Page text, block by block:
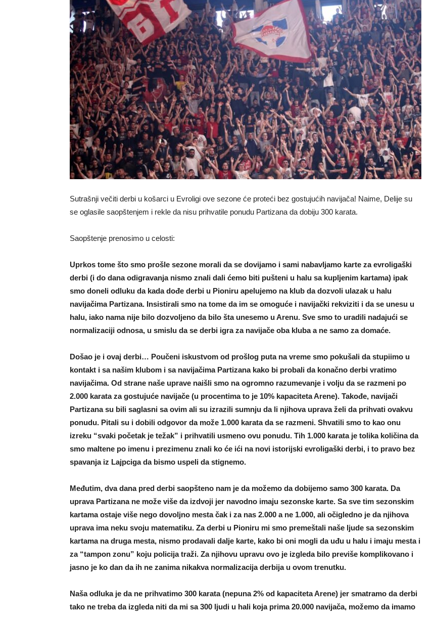
Sutrašnji večiti derbi u košarci u Evroligi ove sezone će proteći bez gostujućih navijača! Naime, Delije su
se oglasile saopštenjem i rekle da nisu prihvatile ponudu Partizana da dobiju 300 karata.
Saopštenje prenosimo u celosti:
Uprkos tome što smo prošle sezone morali da se dovijamo i sami nabavljamo karte za evroligaški
derbi (i do dana odigravanja nismo znali dali ćemo biti pušteni u halu sa kupljenim kartama) ipak
smo doneli odluku da kada dođe derbi u Pioniru apelujemo na klub da dozvoli ulazak u halu
navijačima Partizana. Insistirali smo na tome da im se omoguće i navijački rekviziti i da se unesu u
halu, iako nama nije bilo dozvoljeno da bilo šta unesemo u Arenu. Sve smo to uradili nadajući se
normalizaciji odnosa, u smislu da se derbi igra za navijače oba kluba a ne samo za domaće.
Došao je i ovaj derbi… Poučeni iskustvom od prošlog puta na vreme smo pokušali da stupiimo u
kontakt i sa našim klubom i sa navijačima Partizana kako bi probali da konačno derbi vratimo
navijačima. Od strane naše uprave naišli smo na ogromno razumevanje i volju da se razmeni po
2.000 karata za gostujuće navijače (u procentima to je 10% kapaciteta Arene). Takođe, navijači
Partizana su bili saglasni sa ovim ali su izrazili sumnju da li njihova uprava želi da prihvati ovakvu
ponudu. Pitali su i dobili odgovor da može 1.000 karata da se razmeni. Shvatili smo to kao onu
izreku “svaki početak je težak” i prihvatili usmeno ovu ponudu. Tih 1.000 karata je tolika količina da
smo maltene po imenu i prezimenu znali ko će ići na novi istorijski evroligaški derbi, i to pravo bez
spavanja iz Lajpciga da bismo uspeli da stignemo.
Međutim, dva dana pred derbi saopšteno nam je da možemo da dobijemo samo 300 karata. Da
uprava Partizana ne može više da izdvoji jer navodno imaju sezonske karte. Sa sve tim sezonskim
kartama ostaje više nego dovoljno mesta čak i za nas 2.000 a ne 1.000, ali očigledno je da njihova
uprava ima neku svoju matematiku. Za derbi u Pioniru mi smo premeštali naše ljude sa sezonskim
kartama na druga mesta, nismo prodavali dalje karte, kako bi oni mogli da uđu u halu i imaju mesta i
za “tampon zonu” koju policija traži. Za njihovu upravu ovo je izgleda bilo previše komplikovano i
jasno je ko dan da ih ne zanima nikakva normalizacija derbija u ovom trenutku.
Naša odluka je da ne prihvatimo 300 karata (nepuna 2% od kapaciteta Arene) jer smatramo da derbi
tako ne treba da izgleda niti da mi sa 300 ljudi u hali koja prima 20.000 navijača, možemo da imamo